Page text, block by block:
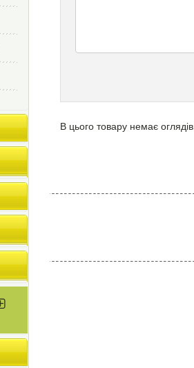
В цього товару немає оглядів.